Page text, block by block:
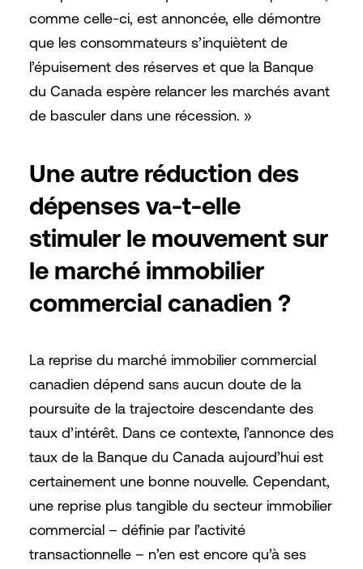
comme celle-ci, est annoncée, elle démontre
que les consommateurs s’inquiètent de
l’épuisement des réserves et que la Banque
du Canada espère relancer les marchés avant
de basculer dans une récession. »
Une autre réduction des
dépenses va-t-elle
stimuler le mouvement sur
le marché immobilier
commercial canadien ?
La reprise du marché immobilier commercial
canadien dépend sans aucun doute de la
poursuite de la trajectoire descendante des
taux d’intérêt. Dans ce contexte, l’annonce des
taux de la Banque du Canada aujourd’hui est
certainement une bonne nouvelle. Cependant,
une reprise plus tangible du secteur immobilier
commercial – définie par l’activité
transactionnelle – n’en est encore qu’à ses